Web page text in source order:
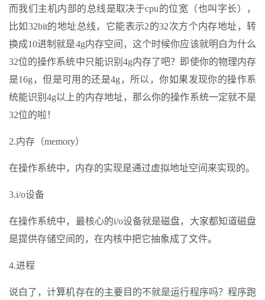
而我们主机内部的总线是取决于cpu的位宽（也叫字长），
比如32bit的地址总线，它能表示2的32次方个内存地址，转
换成10进制就是4g内存空间，这个时候你应该就明白为什么
32位的操作系统中只能识别4g内存了吧？即使你的物理内存
是16g，但是可用的还是4g，所以，你如果发现你的操作系
统能识别4g以上的内存地址，那么你的操作系统一定就不是
32位的啦！
2.内存（memory）
在操作系统中，内存的实现是通过虚拟地址空间来实现的。
3.i/o设备
在操作系统中，最核心的i/o设备就是磁盘，大家都知道磁盘
是提供存储空间的，在内核中把它抽象成了文件。
4.进程
说白了，计算机存在的主要目的不就是运行程序吗？程序跑